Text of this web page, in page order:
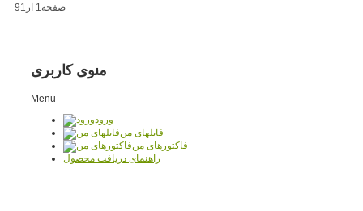
صفحه1 از91
منوی کاربری
Menu
ورود
فایلهای من
فاکتورهای من
راهنمای دریافت محصول